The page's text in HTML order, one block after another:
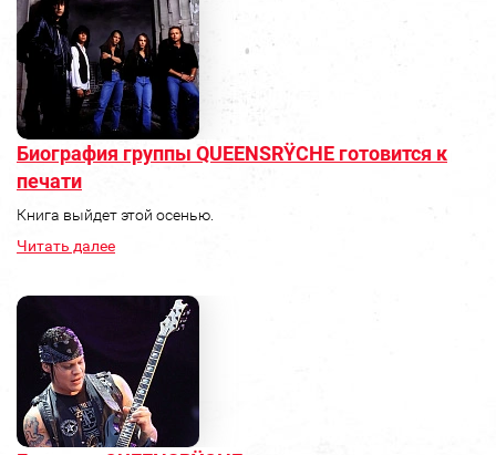
Биография группы QUEENSRŸCHE готовится к
печати
Книга выйдет этой осенью.
Читать далее